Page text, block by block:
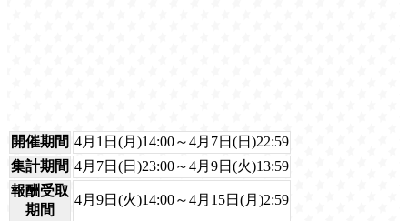
開催期間 4月1日(月)14:00～4月7日(日)22:59
集計期間 4月7日(日)23:00～4月9日(火)13:59
報酬受取
期間
4月9日(火)14:00～4月15日(月)2:59